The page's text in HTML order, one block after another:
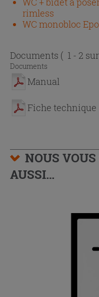
rimless
WC monobloc
Documents ( 1 - 2
Documents
Manual
Fiche technique
NOUS
AUSSI…